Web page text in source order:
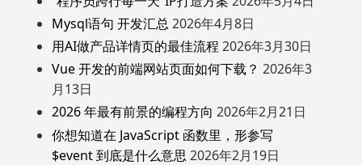
Mysql语句 开发汇总 2026年4月8日
用AI做产品详情页的最佳流程 2026年3月30日
Vue 开发的前端网站页面如何下载？ 2026年3
月13日
2026 年最有前景的编程方向 2026年2月21日
你想知道在 JavaScript 函数里，形参写
$event 到底是什么意思 2026年2月19日